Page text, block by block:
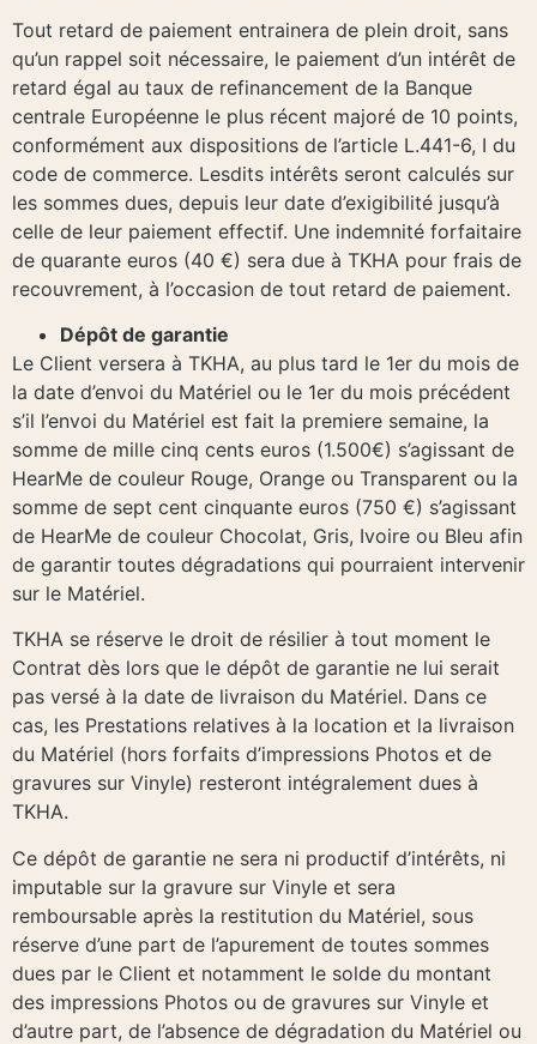
Tout retard de paiement entrainera de plein droit, sans
qu’un rappel soit nécessaire, le paiement d’un intérêt de
retard égal au taux de refinancement de la Banque
centrale Européenne le plus récent majoré de 10 points,
conformément aux dispositions de l’article L.441-6, I du
code de commerce. Lesdits intérêts seront calculés sur
les sommes dues, depuis leur date d’exigibilité jusqu’à
celle de leur paiement effectif. Une indemnité forfaitaire
de quarante euros (40 €) sera due à TKHA pour frais de
recouvrement, à l’occasion de tout retard de paiement.
Dépôt de garantie
Le Client versera à TKHA, au plus tard le 1er du mois de
la date d’envoi du Matériel ou le 1er du mois précédent
s’il l’envoi du Matériel est fait la premiere semaine, la
somme de mille cinq cents euros (1.500€) s’agissant de
HearMe de couleur Rouge, Orange ou Transparent ou la
somme de sept cent cinquante euros (750 €) s’agissant
de HearMe de couleur Chocolat, Gris, Ivoire ou Bleu afin
de garantir toutes dégradations qui pourraient intervenir
sur le Matériel.
TKHA se réserve le droit de résilier à tout moment le
Contrat dès lors que le dépôt de garantie ne lui serait
pas versé à la date de livraison du Matériel. Dans ce
cas, les Prestations relatives à la location et la livraison
du Matériel (hors forfaits d’impressions Photos et de
gravures sur Vinyle) resteront intégralement dues à
TKHA.
Ce dépôt de garantie ne sera ni productif d’intérêts, ni
imputable sur la gravure sur Vinyle et sera
remboursable après la restitution du Matériel, sous
réserve d’une part de l’apurement de toutes sommes
dues par le Client et notamment le solde du montant
des impressions Photos ou de gravures sur Vinyle et
d’autre part, de l’absence de dégradation du Matériel ou